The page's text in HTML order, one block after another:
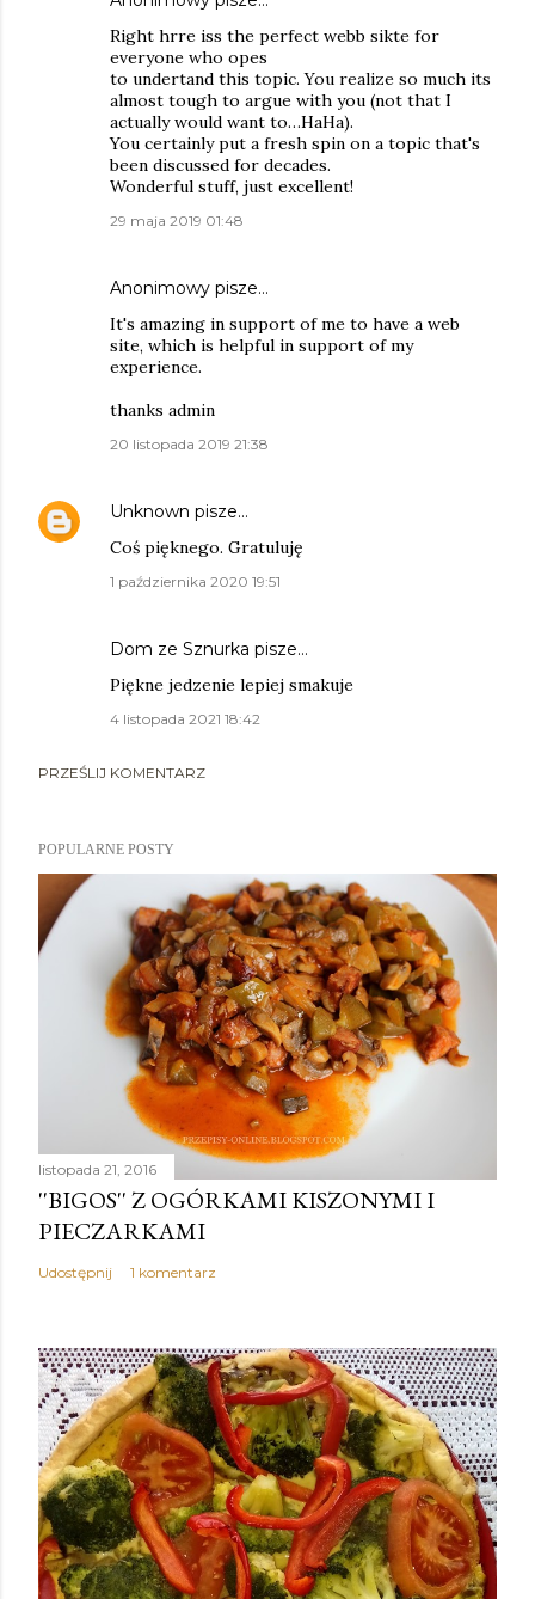
Right hrre iss the perfect webb sikte for
everyone who opes
to undertand this topic. You realize so much its
almost tough to argue with you (not that I
actually would want to…HaHa).
You certainly put a fresh spin on a topic that's
been discussed for decades.
Wonderful stuff, just excellent!
29 maja 2019 01:48
Anonimowy pisze…
It's amazing in support of me to have a web
site, which is helpful in support of my
experience.
thanks admin
20 listopada 2019 21:38
Unknown pisze…
Coś pięknego. Gratuluję
1 października 2020 19:51
Dom ze Sznurka pisze…
Piękne jedzenie lepiej smakuje
4 listopada 2021 18:42
PRZEŚLIJ KOMENTARZ
POPULARNE POSTY
listopada 21, 2016
''BIGOS'' Z OGÓRKAMI KISZONYMI I
PIECZARKAMI
Udostępnij 1 komentarz